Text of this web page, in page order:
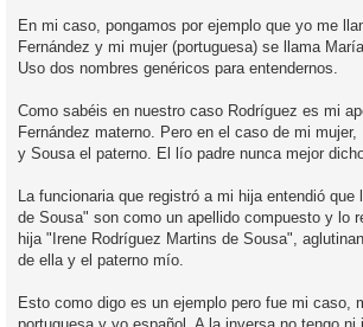
En mi caso, pongamos por ejemplo que yo me
Fernández y mi mujer (portuguesa) se llama
Uso dos nombres genéricos para entendernos.
Como sabéis en nuestro caso Rodríguez es mi
Fernández materno. Pero en el caso de mi
y Sousa el paterno. El lío padre nunca mejor
La funcionaria que registró a mi hija entendió
de Sousa" son como un apellido compuesto y lo
hija "Irene Rodríguez Martins de Sousa",
de ella y el paterno mío.
Esto como digo es un ejemplo pero fue mi caso,